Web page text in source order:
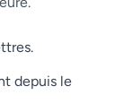
depuis le